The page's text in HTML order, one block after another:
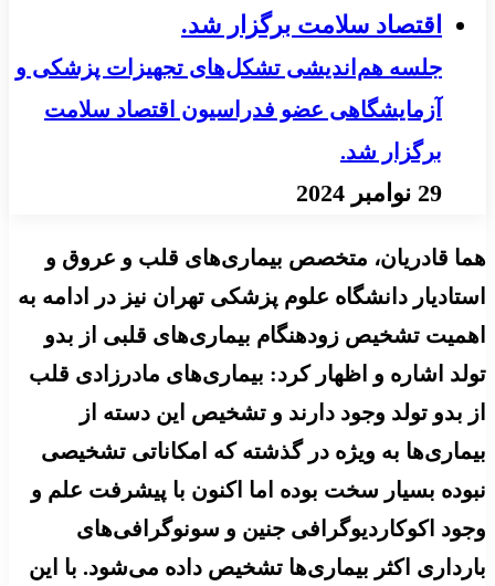
جلسه هم‌اندیشی تشکل‌های تجهیزات پزشکی و
آزمایشگاهی عضو فدراسیون اقتصاد سلامت
برگزار شد.
29 نوامبر 2024
هما قادریان، متخصص بیماری‌های قلب و عروق و
استادیار دانشگاه علوم پزشکی تهران نیز در ادامه به
اهمیت تشخیص زودهنگام بیماری‌های قلبی از بدو
تولد اشاره و اظهار کرد: بیماری‌های مادرزادی قلب
از بدو تولد وجود دارند و تشخیص این دسته از
بیماری‌ها به ویژه در گذشته که امکاناتی تشخیصی
نبوده بسیار سخت بوده اما اکنون با پیشرفت علم و
وجود اکوکاردیوگرافی جنین و سونوگرافی‌های
بارداری اکثر بیماری‌ها تشخیص داده می‌شود. با این